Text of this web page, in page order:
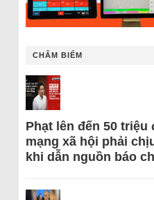
CHÂM BIẾM
Phạt lên đến 50
mạng xã hội phải
khi dẫn nguồn báo